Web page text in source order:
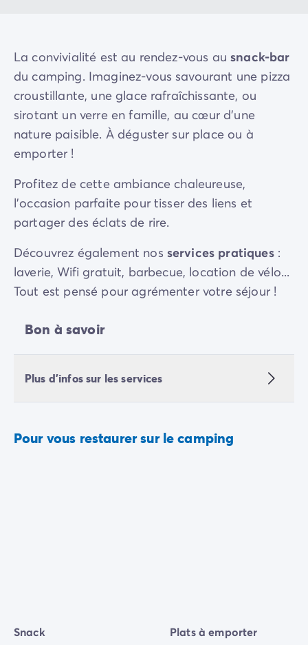
La convivialité est au rendez-vous ausnack-bar
du camping. Imaginez-vous savourant une pizza
croustillante, une glace rafraîchissante, ou
sirotant un verre en famille, au cœur d'une
nature paisible. À déguster sur place ou à
emporter !
Profitez de cette ambiance chaleureuse,
l'occasion parfaite pour tisser des liens et
partager des éclats de rire.
Découvrez également nos services pratiques:
laverie, Wifi gratuit, barbecue, location de vélo...
Tout est pensé pour agrémenter votre séjour !
Bon à savoir
Plus d'infos sur les services
Pour vous restaurer sur le camping
Snack Plats à emporter